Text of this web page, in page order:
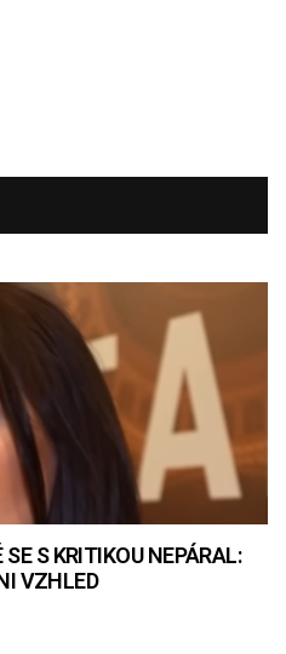
S KRITIKOU NEPÁRAL:
VZHLED